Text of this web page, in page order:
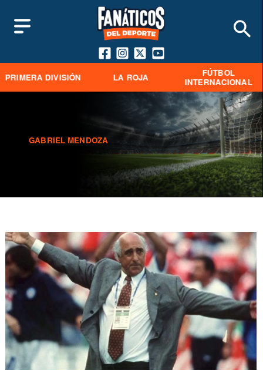
PRIMERA DIVISIÓN LA ROJA
FÚTBOL
INTERNACIONAL
GABRIEL MENDOZA